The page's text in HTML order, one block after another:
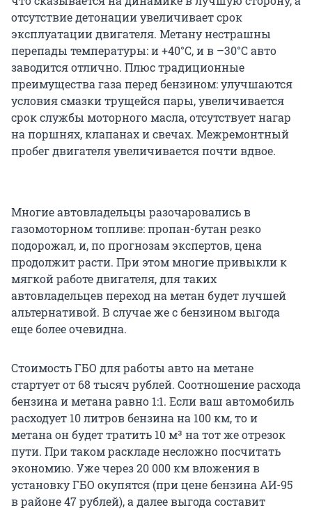
отсутствие детонации увеличивает срок
эксплуатации двигателя. Метану нестрашны
перепады температуры: и +40°С, и в –30°С авто
заводится отлично. Плюс традиционные
преимущества газа перед бензином: улучшаются
условия смазки трущейся пары, увеличивается
срок службы моторного масла, отсутствует нагар
на поршнях, клапанах и свечах. Межремонтный
пробег двигателя увеличивается почти вдвое.
Многие автовладельцы разочаровались в
газомоторном топливе: пропан-бутан резко
подорожал, и, по прогнозам экспертов, цена
продолжит расти. При этом многие привыкли к
мягкой работе двигателя, для таких
автовладельцев переход на метан будет лучшей
альтернативой. В случае же с бензином выгода
еще более очевидна.
Стоимость ГБО для работы авто на метане
стартует от 68 тысяч рублей. Соотношение расхода
бензина и метана равно 1:1. Если ваш автомобиль
расходует 10 литров бензина на 100 км, то и
метана он будет тратить 10 м³ на тот же отрезок
пути. При таком раскладе несложно посчитать
экономию. Уже через 20 000 км вложения в
установку ГБО окупятся (при цене бензина АИ-95
в районе 47 рублей), а далее выгода составит